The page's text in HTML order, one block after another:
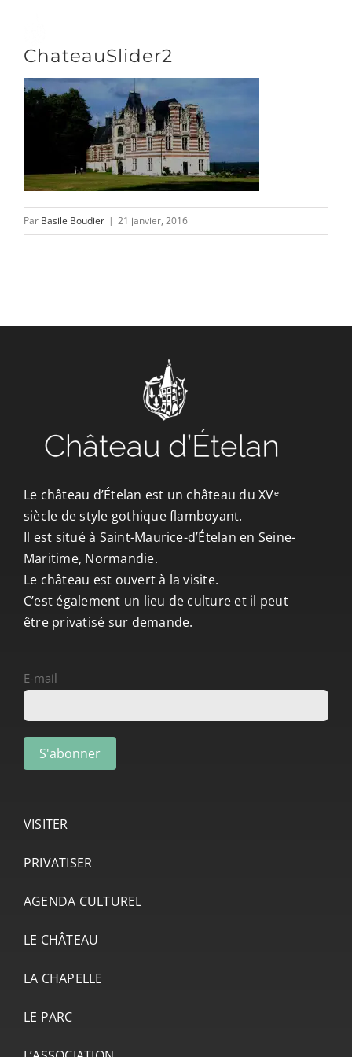
contenu
DÉCOUVRIR
VENIR
NOUS SUIVRE
ChateauSlider2
Par Basile Boudier | 21 janvier, 2016
Le château d’Ételan est un château du XVᵉ
siècle de style gothique flamboyant.
Il est situé à Saint-Maurice-d’Ételan en Seine-
Maritime, Normandie.
Le château est ouvert à la visite.
C’est également un lieu de culture et il peut
être privatisé sur demande.
E-mail
VISITER
PRIVATISER
AGENDA CULTUREL
LE CHÂTEAU
LA CHAPELLE
LE PARC